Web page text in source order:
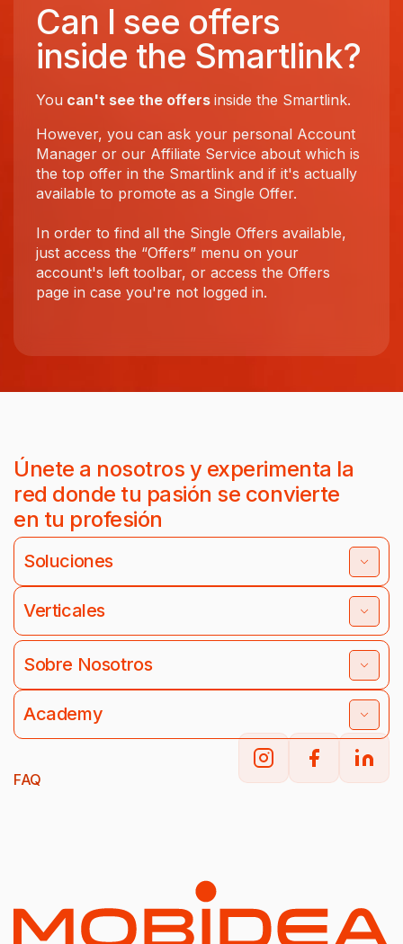
Can I see offers
inside the Smartlink?
You can't see the offers inside the Smartlink.
However, you can ask your personal Account
Manager or our Affiliate Service about which is
the top offer in the Smartlink and if it's actually
available to promote as a Single Offer.
In order to find all the Single Offers available,
just access the “Offers” menu on your
account's left toolbar, or access the Offers
page in case you're not logged in.
Únete a nosotros y experimenta la
red donde tu pasión se convierte
en tu profesión
Soluciones
Verticales
Sobre Nosotros
Academy
FAQ